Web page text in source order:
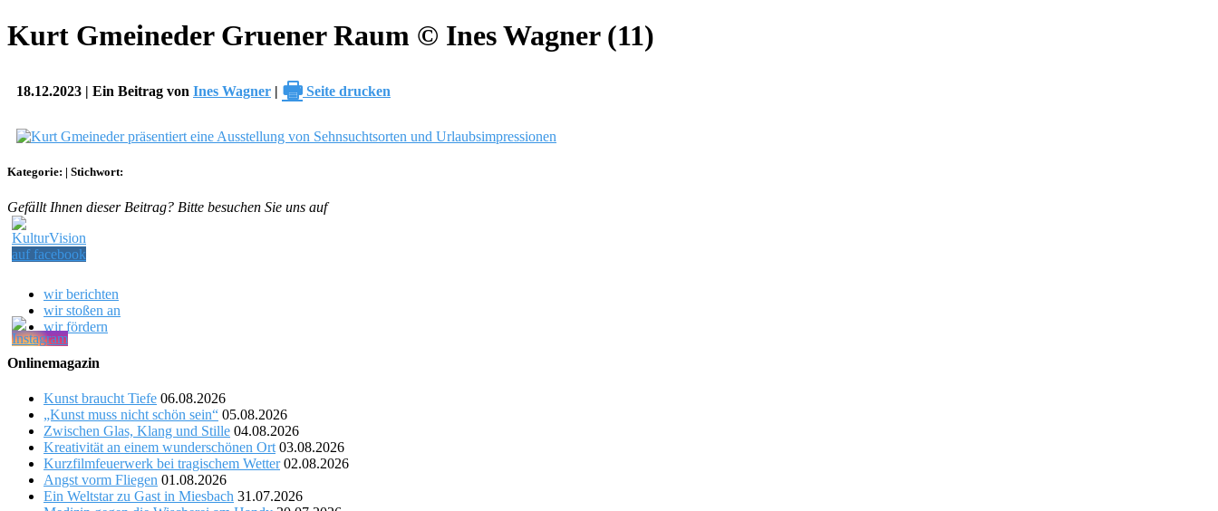
Kurt Gmeineder Gruener Raum © Ines Wagner (11)
18.12.2023 | Ein Beitrag von Ines Wagner | 🖶 Seite drucken
Kategorie: | Stichwort:
Gefällt Ihnen dieser Beitrag? Bitte besuchen Sie uns auf
wir berichten
wir stoßen an
wir fördern
Onlinemagazin
Kunst braucht Tiefe 06.08.2026
„Kunst muss nicht schön sein“ 05.08.2026
Zwischen Glas, Klang und Stille 04.08.2026
Kreativität an einem wunderschönen Ort 03.08.2026
Kurzfilmfeuerwerk bei tragischem Wetter 02.08.2026
Angst vorm Fliegen 01.08.2026
Ein Weltstar zu Gast in Miesbach 31.07.2026